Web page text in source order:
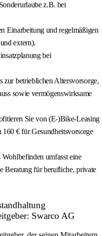
z.B. bei
Einarbeitung und regelmäßigen
extern).
bei
zur betrieblichen Altersvorsorge,
sowie vermögenswirksame
Sie von (E-)Bike-Leasing
€ für Gesundheitsvorsorge
umfasst eine
Beratung für berufliche, private
Swarco AG